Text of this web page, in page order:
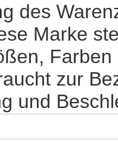
des
Marke
zur
und